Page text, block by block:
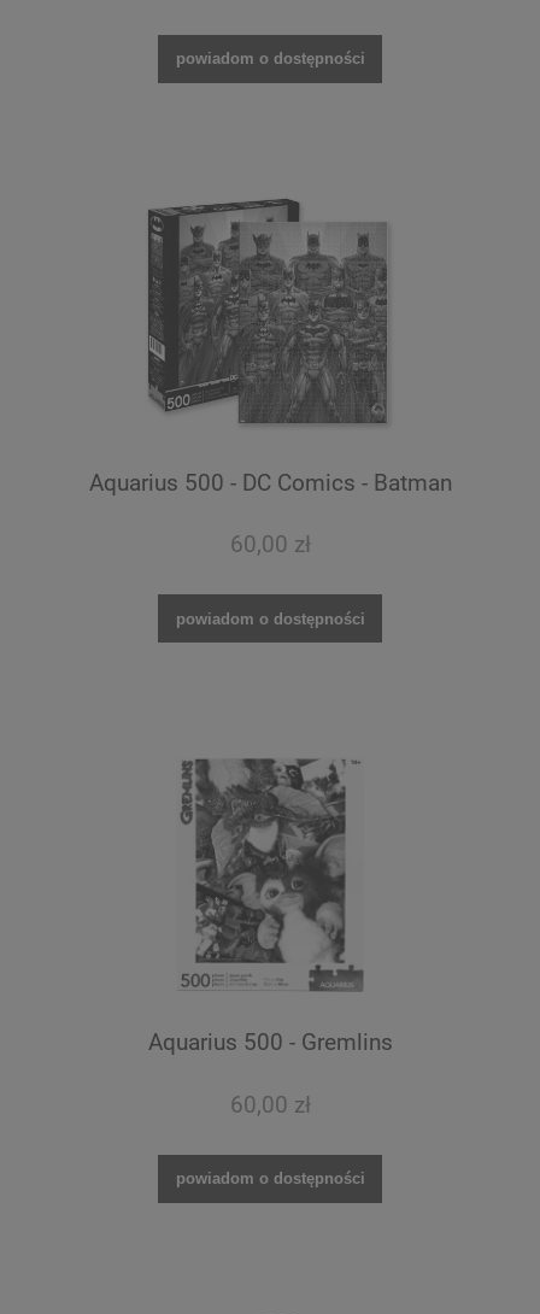
powiadom o dostępności
Aquarius 500 - DC Comics - Batman
60,00 zł
powiadom o dostępności
Aquarius 500 - Gremlins
60,00 zł
powiadom o dostępności